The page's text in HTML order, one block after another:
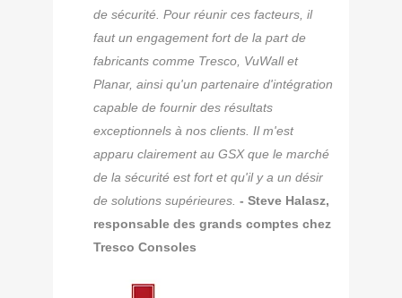
de sécurité. Pour réunir ces facteurs, il
faut un engagement fort de la part de
fabricants comme Tresco, VuWall et
Planar, ainsi qu'un partenaire d'intégration
capable de fournir des résultats
exceptionnels à nos clients. Il m'est
apparu clairement au GSX que le marché
de la sécurité est fort et qu'il y a un désir
de solutions supérieures. - Steve Halasz,
responsable des grands comptes chez
Tresco Consoles